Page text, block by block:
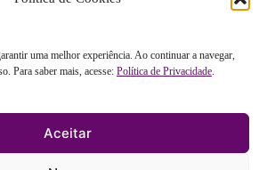
uma melhor experiência. Ao continuar a navegar,
Para saber mais, acesse: Política de Privacidade.
Aceitar